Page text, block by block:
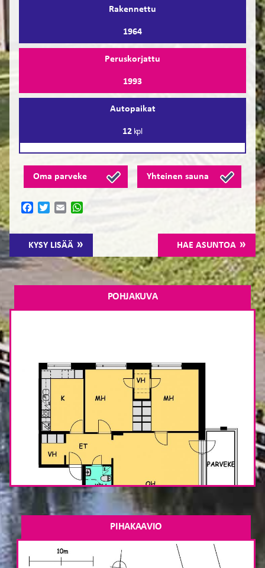
Rakennettu
1964
Peruskorjattu
1993
Autopaikat
12kpl
Oma parveke Yhteinen sauna
KYSY LISÄÄ HAE ASUNTOA
FacebookTwitterEmail
POHJAKUVA
PIHAKAAVIO